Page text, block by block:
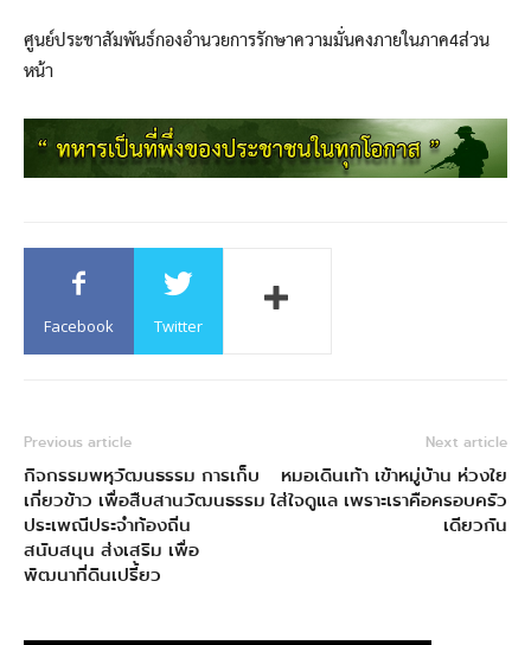
ศูนย์ประชาสัมพันธ์กองอำนวยการรักษาความมั่นคงภายในภาค4ส่วน
หน้า
Facebook Twitter
Previous article
กิจกรรมพหุวัฒนธรรม การเก็บ
เกี่ยวข้าว เพื่อสืบสานวัฒนธรรม
ประเพณีประจำท้องถิ่น
สนับสนุน ส่งเสริม เพื่อ
พัฒนาที่ดินเปรี้ยว
Next article
หมอเดินเท้า เข้าหมู่บ้าน ห่วงใย
ใส่ใจดูแล เพราะเราคือครอบครัว
เดียวกัน